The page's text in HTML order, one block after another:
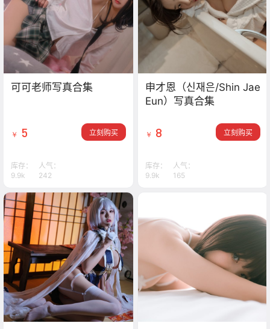
可可老师写真合集
￥ 5 立刻购买
库存：
9.9k
人气：
242
申才恩（신재은/Shin Jae
Eun）写真合集
￥ 8 立刻购买
库存：
9.9k
人气：
165